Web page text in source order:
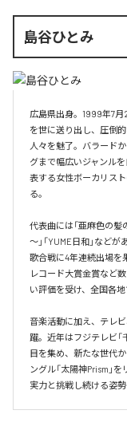
島谷ひとみ
広島県出身。1999年7
を世に送り出し、圧倒
人々を魅了。バラード
グまで幅広いジャンル
表する女性ボーカリス
る。
代表曲には「亜麻色の髪
～」「YUME日和」など
歌合戦に4年連続出場を
レコード大賞金賞など
い評価を受け、全国各
音楽活動に加え、テレ
躍。近年はフジテレビ
目を集め、新たな世代
ングル「太陽神Prism」
実力と挑戦し続ける姿